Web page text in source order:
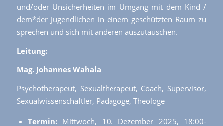
und/oder Unsicherheiten im Umgang mit dem Kind /
dem*der Jugendlichen in einem geschützten Raum zu
sprechen und sich mit anderen auszutauschen.
Leitung:
Mag. Johannes Wahala
Psychotherapeut, Sexualtherapeut, Coach, Supervisor,
Sexualwissenschaftler, Pädagoge, Theologe
Termin:Mittwoch, 10. Dezember 2025, 18:00-